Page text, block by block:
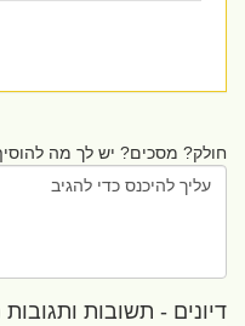
חולק? מסכים? יש לך מה
דיונים - תשובות ותגובות (0)